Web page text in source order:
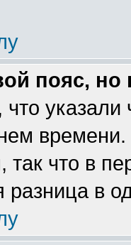
пояс,
указали
что в
разница в